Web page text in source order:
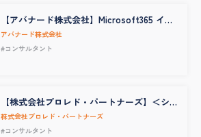
【アバナード株式会社】Microsoft365 イン
フラエンジニア・コンサルタント（DXコン
サル/マネージャー職）
アバナード株式会社
#コンサルタント
【株式会社プロレド・パートナーズ】＜シ
ニアコンサルタント～＞ITコンサルタント
（デジタル&ハンズオンセクター）
株式会社プロレド・パートナーズ
#コンサルタント